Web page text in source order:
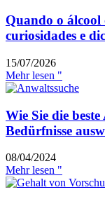
Quando o álcool
curiosidades e
15/07/2026
Mehr lesen "
Wie Sie die
Bedürfnisse
08/04/2024
Mehr lesen "